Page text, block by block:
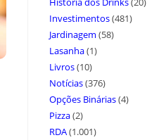
Investimentos(481)
Jardinagem (58)
Lasanha(1)
Livros(10)
Notícias(376)
Opções Binárias(4)
Pizza(2)
RDA(1.001)